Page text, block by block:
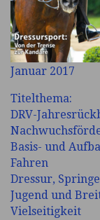
Januar 2017
Titelthema:
DRV-
Basis- und
Fahren
Dressur,
Jugend und
Vielseitigkeit